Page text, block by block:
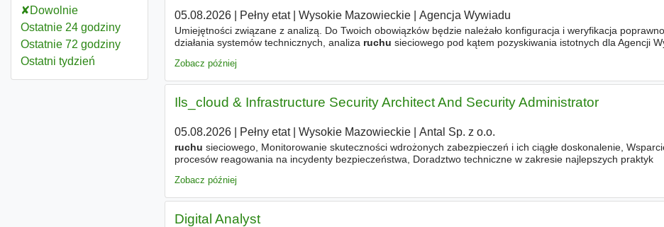
Dowolnie
Ostatnie 24 godziny
Ostatnie 72 godziny
Ostatni tydzień
05.08.2026| Pełny etat| Wysokie Mazowieckie| Agencja Wywiadu
Umiejętności związane z analizą. Do Twoich obowiązków będzie należało konfiguracja i weryfikacja
działania systemów technicznych, analiza ruchu sieciowego pod kątem pozyskiwania istotnych dla Agencji
Zobacz później
Ils_cloud & Infrastructure Security Architect And Security Administrator
05.08.2026| Pełny etat| Wysokie Mazowieckie| Antal Sp. z o.o.
ruchu sieciowego, Monitorowanie skuteczności wdrożonych zabezpieczeń i ich ciągłe doskonalenie,
procesów reagowania na incydenty bezpieczeństwa, Doradztwo techniczne w zakresie najlepszych praktyk
Zobacz później
Digital Analyst